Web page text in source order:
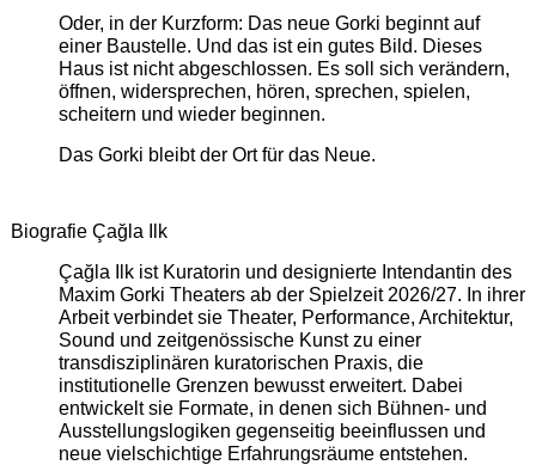
Oder, in der Kurzform: Das neue Gorki beginnt auf
einer Baustelle. Und das ist ein gutes Bild. Dieses
Haus ist nicht abgeschlossen. Es soll sich verändern,
öffnen, widersprechen, hören, sprechen, spielen,
scheitern und wieder beginnen.
Das Gorki bleibt der Ort für das Neue.
Biografie Çağla Ilk
Çağla Ilk ist Kuratorin und designierte Intendantin des
Maxim Gorki Theaters ab der Spielzeit 2026/27. In ihrer
Arbeit verbindet sie Theater, Performance, Architektur,
Sound und zeitgenössische Kunst zu einer
transdisziplinären kuratorischen Praxis, die
institutionelle Grenzen bewusst erweitert. Dabei
entwickelt sie Formate, in denen sich Bühnen- und
Ausstellungslogiken gegenseitig beeinflussen und
neue vielschichtige Erfahrungsräume entstehen.